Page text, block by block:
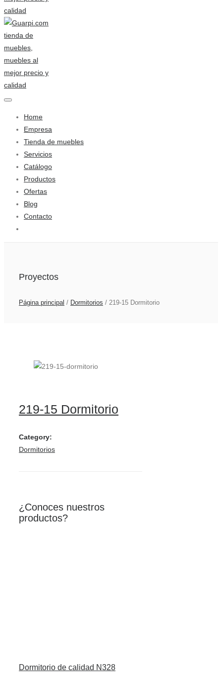
Home
Empresa
Tienda de muebles
Servicios
Catálogo
Productos
Ofertas
Blog
Contacto
Proyectos
Página principal / Dormitorios / 219-15 Dormitorio
219-15 Dormitorio
Category:
Dormitorios
¿Conoces nuestros
productos?
Dormitorio de calidad N328